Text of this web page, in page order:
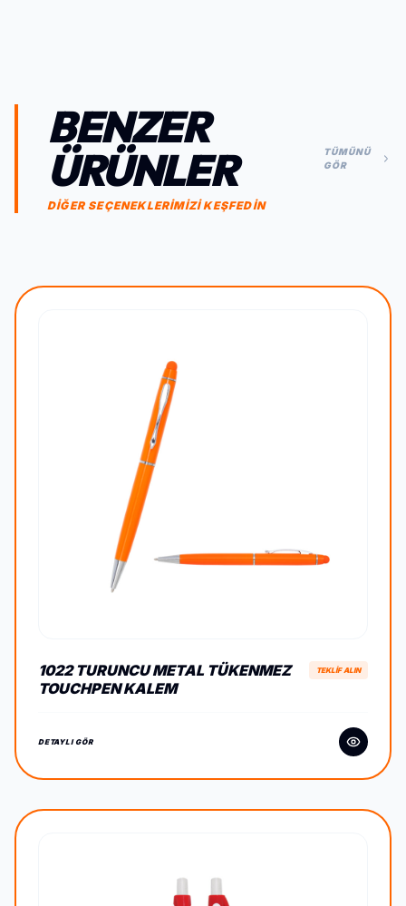
BENZER
ÜRÜNLER
DİĞER SEÇENEKLERİMİZİ KEŞFEDİN
TÜMÜNÜ
GÖR
1022 TURUNCU METAL TÜKENMEZ
TOUCHPEN KALEM
TEKLİF ALIN
DETAYLI GÖR